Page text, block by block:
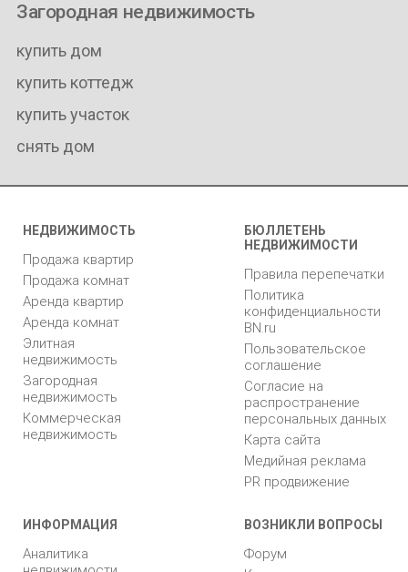
Загородная недвижимость
купить дом
купить коттедж
купить участок
снять дом
НЕДВИЖИМОСТЬ
Продажа квартир
Продажа комнат
Аренда квартир
Аренда комнат
Элитная
недвижимость
Загородная
недвижимость
Коммерческая
недвижимость
БЮЛЛЕТЕНЬ
НЕДВИЖИМОСТИ
Правила перепечатки
Политика
конфиденциальности
BN.ru
Пользовательское
соглашение
Согласие на
распространение
персональных данных
Карта сайта
Медийная реклама
PR продвижение
ИНФОРМАЦИЯ
Аналитика
ВОЗНИКЛИ ВОПРОСЫ
Форум